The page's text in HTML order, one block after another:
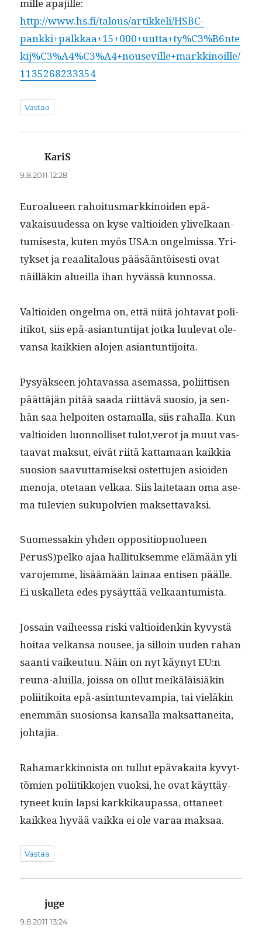
mille apa­jille:
http://www.hs.fi/talous/artikkeli/HSBC-
pankki+palkkaa+15+000+uutta+ty%C3%B6nte
kij%C3%A4%C3%A4+nouseville+markkinoille/
1135268233354
Vastaa
KariS
9.8.2011 12:28
Euroalueen rahoi­tus­markki­noiden epä­
vakaisu­udessa on kyse val­tioiden ylivelka­an­
tu­mis­es­ta, kuten myös USA:n ongelmis­sa. Yri­
tyk­set ja reaal­i­talous pääsään­töis­es­ti ovat
näil­läkin alueil­la ihan hyvässä kunnossa.
Val­tioiden ongel­ma on, että niitä johta­vat poli­
itikot, siis epä-asiantun­ti­jat jot­ka luule­vat ole­
vansa kaikkien alo­jen asiantuntijoita.
Pysyäk­seen johtavas­sa ase­mas­sa, poli­it­tisen
päät­täjän pitää saa­da riit­tävä suo­sio, ja sen­
hän saa helpoiten osta­mal­la, siis rahal­la. Kun
val­tioiden luon­nol­liset tulot,verot ja muut vas­
taa­vat mak­sut, eivät riitä kat­ta­maan kaikkia
suo­sion saavut­tamisek­si ostet­tu­jen asioiden
meno­ja, ote­taan velkaa. Siis laite­taan oma ase­
ma tule­vien sukupolvien maksettavaksi.
Suomes­sakin yhden oppo­si­tiop­uolueen
PerusS)pelko ajaa hal­li­tuk­semme elämään yli
varo­jemme, lisäämään lainaa entisen päälle.
Ei uskalleta edes pysäyt­tää velkaantumista.
Jos­sain vai­heessa ris­ki val­tioidenkin kyvys­tä
hoitaa velka­nsa nousee, ja sil­loin uuden rahan
saan­ti vaikeu­tuu. Näin on nyt käynyt EU:n
reuna-aluil­la, jois­sa on ollut meikäläisiäkin
poli­itikoi­ta epä-asin­tun­te­vampia, tai vieläkin
enem­män suo­sion­sa kansal­la mak­sat­tanei­ta,
johtajia.
Rahamarkki­noista on tul­lut epä­vakai­ta kyvyt­
tömien poli­itikko­jen vuok­si, he ovat käyt­täy­
tyneet kuin lap­si karkkikau­pas­sa, otta­neet
kaikkea hyvää vaik­ka ei ole varaa maksaa.
Vastaa
juge
9.8.2011 13:24